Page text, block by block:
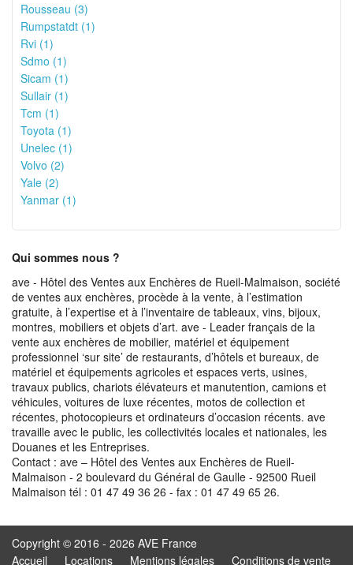
Rousseau (3)
Rumpstatdt (1)
Rvi (1)
Sdmo (1)
Sicam (1)
Sullair (1)
Tcm (1)
Toyota (1)
Unelec (1)
Volvo (2)
Yale (2)
Yanmar (1)
Qui sommes nous ?
ave - Hôtel des Ventes aux Enchères de Rueil-Malmaison, société
de ventes aux enchères, procède à la vente, à l’estimation
gratuite, à l’expertise et à l’inventaire de tableaux, vins, bijoux,
montres, mobiliers et objets d’art. ave - Leader français de la
vente aux enchères de mobilier, matériel et équipement
professionnel ‘sur site’ de restaurants, d’hôtels et bureaux, de
matériel et équipements agricoles et espaces verts, usines,
travaux publics, chariots élévateurs et manutention, camions et
véhicules, voitures de luxe récentes, motos de collection et
récentes, photocopieurs et ordinateurs d’occasion récents. ave
travaille avec le public, les collectivités locales et nationales, les
Douanes et les Entreprises.
Contact : ave – Hôtel des Ventes aux Enchères de Rueil-
Malmaison - 2 boulevard du Général de Gaulle - 92500 Rueil
Malmaison tél : 01 47 49 36 26 - fax : 01 47 49 65 26.
Copyright © 2016 - 2026 AVE France
Accueil
Locations Mentions légales Conditions de vente